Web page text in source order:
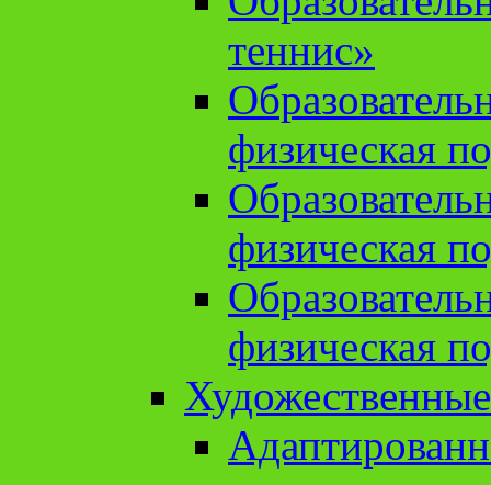
теннис»
физическая
физическая
физическая
Художественные